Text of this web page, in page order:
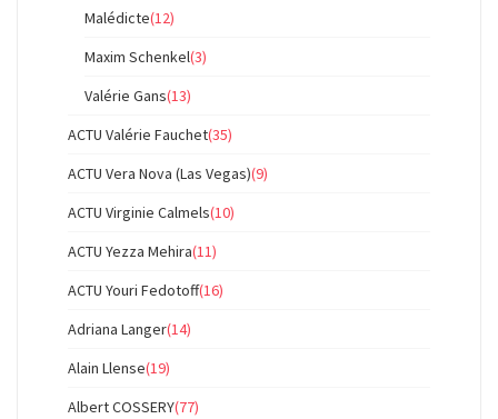
Malédicte(12)
Maxim Schenkel(3)
Valérie Gans(13)
ACTU Valérie Fauchet(35)
ACTU Vera Nova (Las Vegas)(9)
ACTU Virginie Calmels(10)
ACTU Yezza Mehira(11)
ACTU Youri Fedotoff(16)
Adriana Langer(14)
Alain Llense(19)
Albert COSSERY(77)